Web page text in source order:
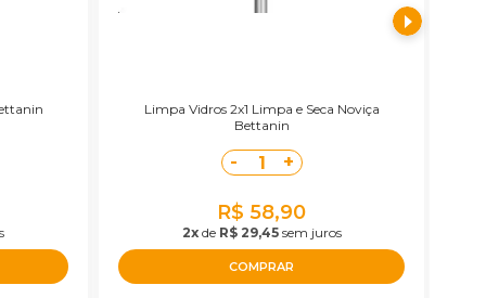
Limpa Vidros 2x1 Limpa e Seca Noviça
Bettanin
- 1 +
R$ 58,90
2xde R$ 29,45sem juros
COMPRAR